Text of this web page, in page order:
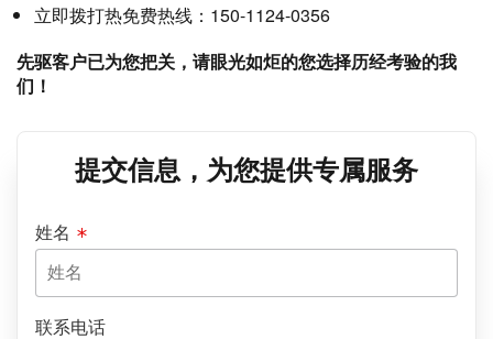
立即拨打热免费热线：150-1124-0356
先驱客户已为您把关，请眼光如炬的您选择历经考验的我
们！
提交信息，为您提供专属服务
姓名
联系电话